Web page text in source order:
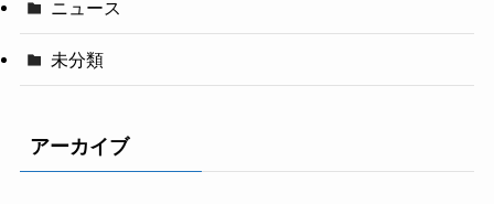
ニュース
未分類
アーカイブ